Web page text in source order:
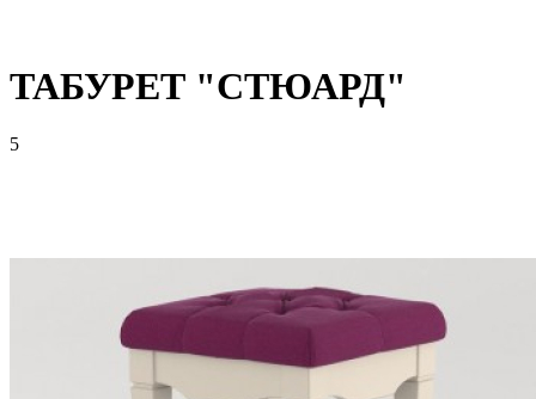
ТАБУРЕТ "СТЮАРД"
5